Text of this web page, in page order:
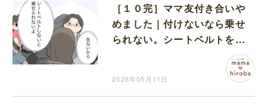
［１０完］ママ友付き合いや
めました｜付けないなら乗せ
られない。シートベルトを軽
く扱うママ友と昔の自分が重
2026年05月11日